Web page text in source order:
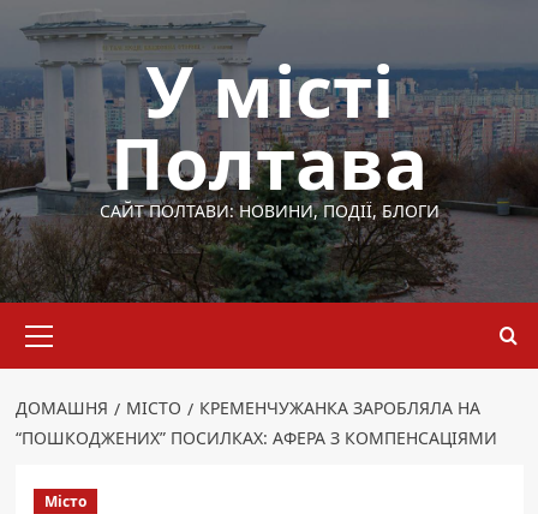
Перейти
вмісту
У місті
Полтава
САЙТ ПОЛТАВИ: НОВИНИ, ПОДІЇ, БЛОГИ
меню
ДОМАШНЯ МІСТО
КРЕМЕНЧУЖАНКА ЗАРОБЛЯЛА НА
“ПОШКОДЖЕНИХ” ПОСИЛКАХ: АФЕРА З КОМПЕНСАЦІЯМИ
Місто